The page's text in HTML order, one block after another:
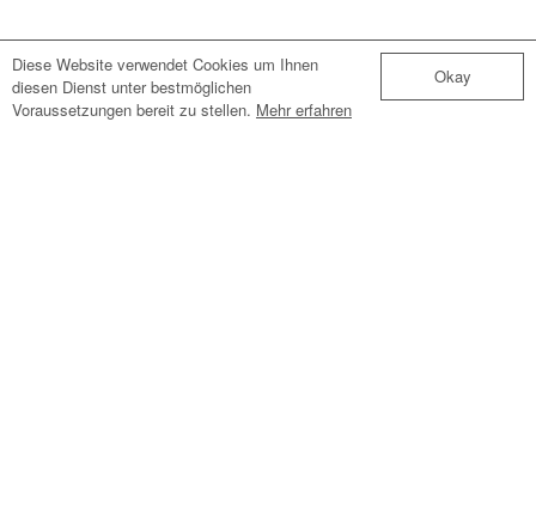
Okay
Diese Website verwendet Cookies um Ihnen
diesen Dienst unter bestmöglichen
Voraussetzungen bereit zu stellen. Mehr erfahren